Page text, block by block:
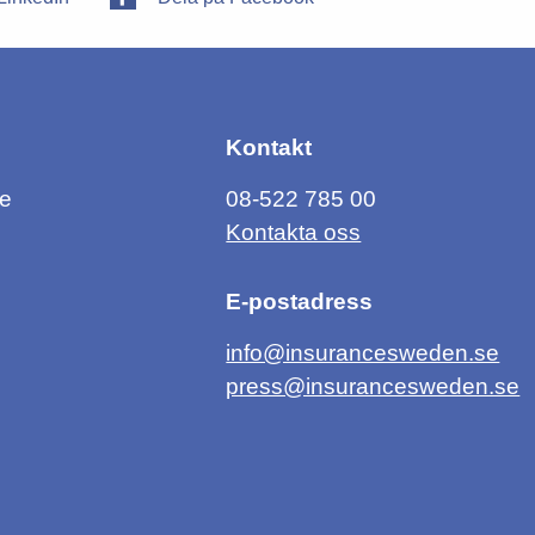
Kontakt
08-522 785 00
Kontakta oss
E-postadress
info@insurancesweden.se
press@insurancesweden.se